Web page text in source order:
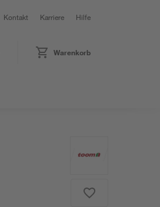
Kontakt Karriere Hilfe
Warenkorb